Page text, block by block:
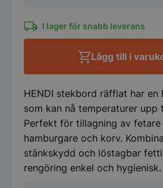
Line,
220–
550x430x(H)240
I lager för snabb leverans
Lägg till i
HENDI stekbord räfflat har en
som kan nå temperaturer upp
Perfekt för tillagning av
hamburgare och korv.
stänkskydd och löstagbar
rengöring enkel och hygienisk.